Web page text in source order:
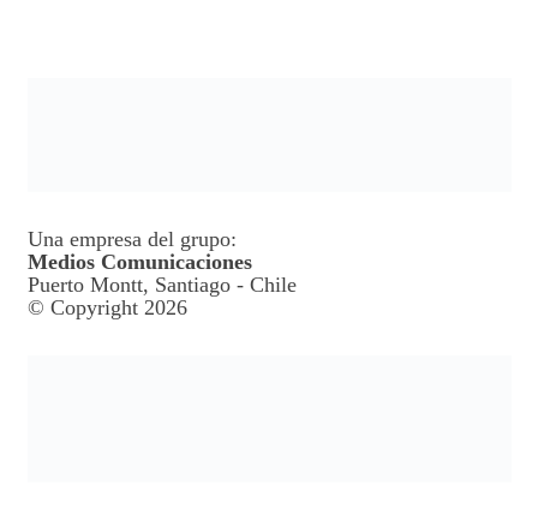
Una empresa del grupo:
Medios Comunicaciones
Puerto Montt, Santiago - Chile
© Copyright 2026